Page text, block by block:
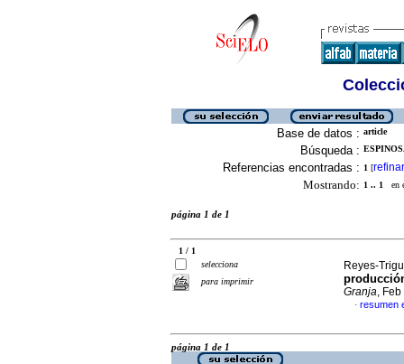
Base de datos : article
Búsqueda :
Referencias encontradas : 1 [refinar
Mostrando: 1 .. 1 en
página 1 de 1
1 / 1
selecciona
para imprimir
Reyes-
Granja,
· resumen
página 1 de 1